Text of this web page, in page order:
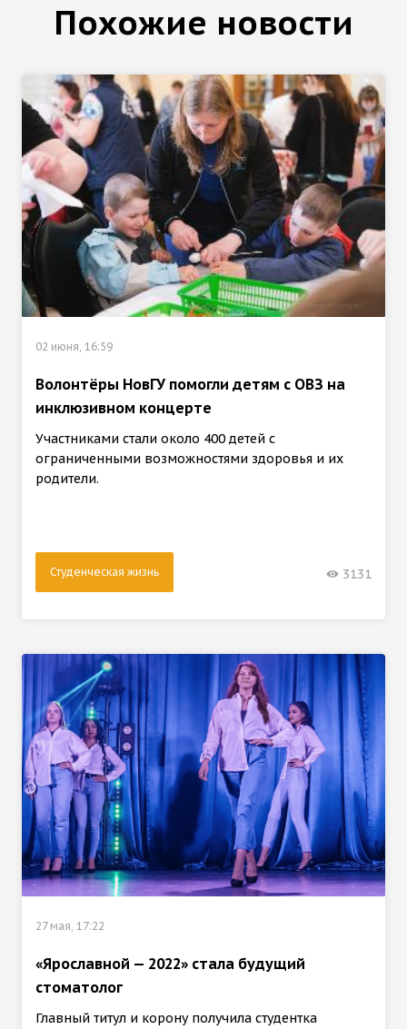
Похожие новости
02 июня, 16:59
Волонтёры НовГУ помогли детям с ОВЗ на
инклюзивном концерте
Участниками стали около 400 детей с
ограниченными возможностями здоровья и их
родители.
Студенческая жизнь 3131
27 мая, 17:22
«Ярославной — 2022» стала будущий
стоматолог
Главный титул и корону получила студентка